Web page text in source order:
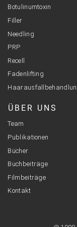
Botulinumtoxin
Filler
Needling
PRP
Recell
Fadenlifting
ÜBER UNS
Team
Publikationen
Bücher
Buchbeiträge
Filmbeiträge
Kontakt